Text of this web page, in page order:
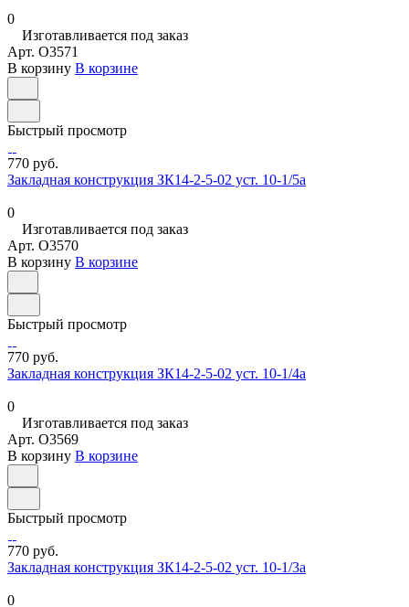
0
Изготавливается под заказ
Арт. O3571
В корзину В корзине
Быстрый просмотр
770 руб.
Закладная конструкция ЗК14-2-5-02 уст. 10-1/5а
0
Изготавливается под заказ
Арт. O3570
В корзину В корзине
Быстрый просмотр
770 руб.
Закладная конструкция ЗК14-2-5-02 уст. 10-1/4а
0
Изготавливается под заказ
Арт. O3569
В корзину В корзине
Быстрый просмотр
770 руб.
Закладная конструкция ЗК14-2-5-02 уст. 10-1/3а
0